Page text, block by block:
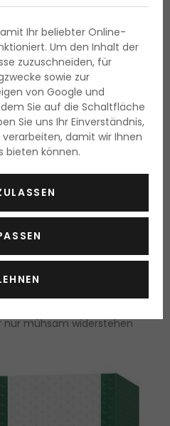
mit kräftigen und holzigen
der würzigen Frische des
Bottled
? Das holzig pikante
Wahl für den modernen
ist und Charisma
Light Blue Eau
zugleich interessante
einzigartige Parfum
nur mühsam widerstehen
Ihr beliebter Online-
Um den Inhalt der
zuzuschneiden, für
sowie zur
von Google und
Sie auf die Schaltfläche
Sie uns Ihr Einverständnis,
damit wir Ihnen
bieten können.